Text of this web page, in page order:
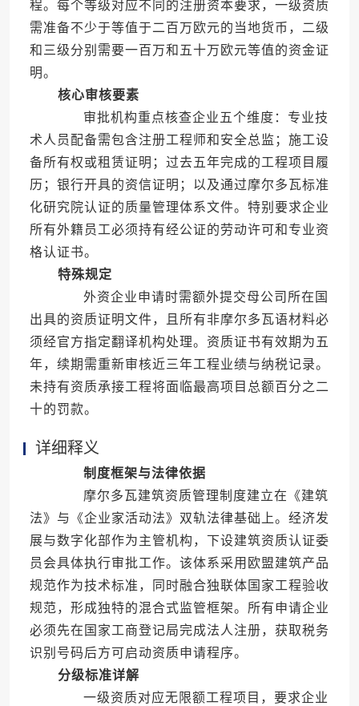
程。每个等级对应不同的注册资本要求，一级资质
需准备不少于等值于二百万欧元的当地货币，二级
和三级分别需要一百万和五十万欧元等值的资金证
明。
核心审核要素
审批机构重点核查企业五个维度：专业技
术人员配备需包含注册工程师和安全总监；施工设
备所有权或租赁证明；过去五年完成的工程项目履
历；银行开具的资信证明；以及通过摩尔多瓦标准
化研究院认证的质量管理体系文件。特别要求企业
所有外籍员工必须持有经公证的劳动许可和专业资
格认证书。
特殊规定
外资企业申请时需额外提交母公司所在国
出具的资质证明文件，且所有非摩尔多瓦语材料必
须经官方指定翻译机构处理。资质证书有效期为五
年，续期需重新审核近三年工程业绩与纳税记录。
未持有资质承接工程将面临最高项目总额百分之二
十的罚款。
详细释义
制度框架与法律依据
摩尔多瓦建筑资质管理制度建立在《建筑
法》与《企业家活动法》双轨法律基础上。经济发
展与数字化部作为主管机构，下设建筑资质认证委
员会具体执行审批工作。该体系采用欧盟建筑产品
规范作为技术标准，同时融合独联体国家工程验收
规范，形成独特的混合式监管框架。所有申请企业
必须先在国家工商登记局完成法人注册，获取税务
识别号码后方可启动资质申请程序。
分级标准详解
一级资质对应无限额工程项目，要求企业